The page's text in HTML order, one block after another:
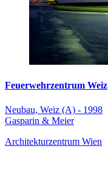
Feuerwehrzentrum Weiz
Neubau, Weiz (A) - 1998
Gasparin & Meier
Architekturzentrum Wien